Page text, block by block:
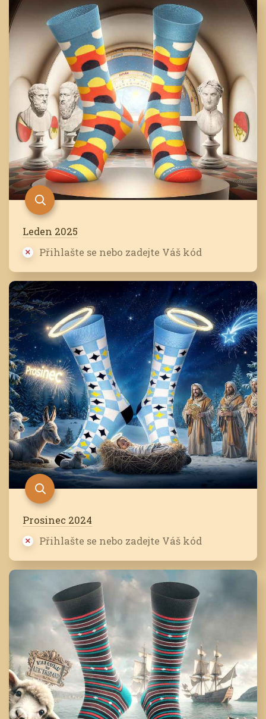
Leden 2025
Přihlašte se nebo zadejte Váš kód
Prosinec 2024
Přihlašte se nebo zadejte Váš kód